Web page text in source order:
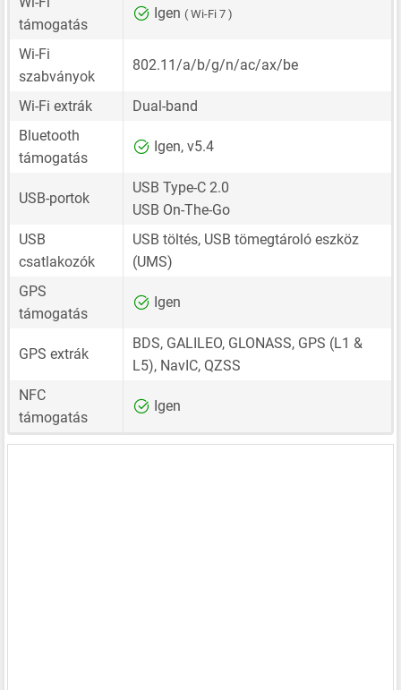
támogatás
Igen ( Wi-Fi 7 )
Wi-Fi
szabványok
802.11/a/b/g/n/ac/ax/be
Wi-Fi extrák
Dual-band
Bluetooth
támogatás
Igen, v5.4
USB-portok
USB Type-C 2.0
USB On-The-Go
USB
csatlakozók
USB töltés, USB tömegtároló eszköz
(UMS)
GPS
támogatás
Igen
GPS extrák
BDS, GALILEO, GLONASS, GPS (L1 &
L5), NavIC, QZSS
NFC
támogatás
Igen